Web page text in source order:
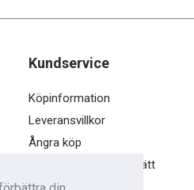
Kundservice
Köpinformation
Leveransvillkor
Ångra köp
Öppet köp och ångerrätt
Dataskyddspolicy